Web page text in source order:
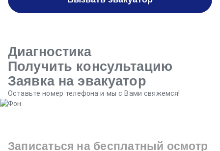
Диагностика
Получить консультацию
Заявка на эвакуатор
Оставьте номер телефона и мы с Вами свяжемся!
Записаться на бесплатный осмотр